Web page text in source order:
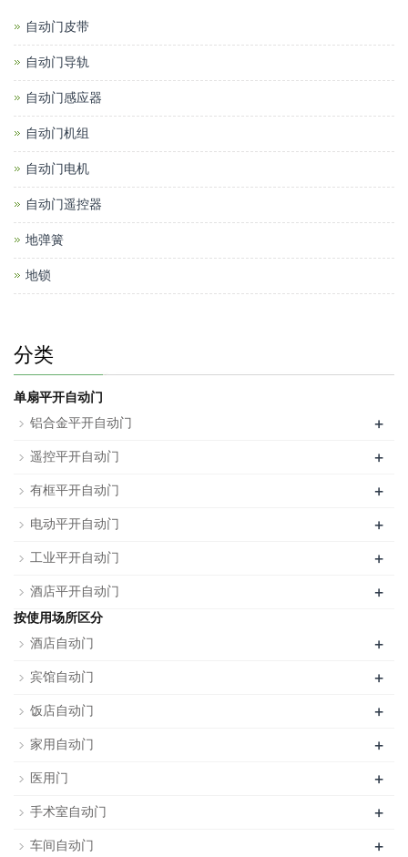
自动门皮带
自动门导轨
自动门感应器
自动门机组
自动门电机
自动门遥控器
地弹簧
地锁
分类
单扇平开自动门
铝合金平开自动门
+
遥控平开自动门 +
有框平开自动门 +
电动平开自动门 +
工业平开自动门 +
酒店平开自动门 +
按使用场所区分
酒店自动门
+
宾馆自动门 +
饭店自动门 +
家用自动门 +
医用门 +
手术室自动门 +
车间自动门 +